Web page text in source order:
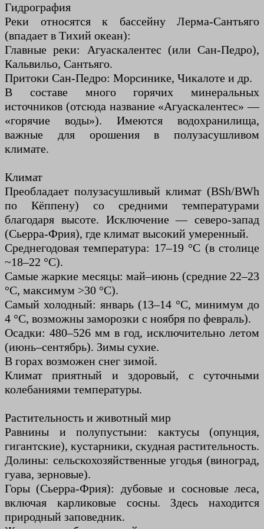
Гидрография
Реки относятся к бассейну Лерма-Сантьяго
(впадает в Тихий океан):
Главные реки: Агуаскалентес (или Сан-Педро),
Кальвильо, Сантьяго.
Притоки Сан-Педро: Морсинике, Чикалоте и др.
В составе много горячих минеральных
источников (отсюда название «Агуаскалентес» —
«горячие воды»). Имеются водохранилища,
важные для орошения в полузасушливом
климате.
Климат
Преобладает полузасушливый климат (BSh/BWh
по Кёппену) со средними температурами
благодаря высоте. Исключение — северо-запад
(Сьерра-Фрия), где климат высокий умеренный.
Среднегодовая температура: 17–19 °C (в столице
~18–22 °C).
Самые жаркие месяцы: май–июнь (средние 22–23
°C, максимум >30 °C).
Самый холодный: январь (13–14 °C, минимум до
4 °C, возможны заморозки с ноября по февраль).
Осадки: 480–526 мм в год, исключительно летом
(июнь–сентябрь). Зимы сухие.
В горах возможен снег зимой.
Климат приятный и здоровый, с суточными
колебаниями температуры.
Растительность и животный мир
Равнины и полупустыни: кактусы (опунция,
гигантские), кустарники, скудная растительность.
Долины: сельскохозяйственные угодья (виноград,
гуава, зерновые).
Горы (Сьерра-Фрия): дубовые и сосновые леса,
включая карликовые сосны. Здесь находится
природный заповедник.